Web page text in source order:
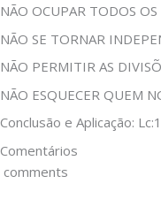
NÃO OCUPAR TODOS
NÃO SE TORNAR
NÃO PERMITIR AS
NÃO ESQUECER QUEM
Conclusão e Aplicação:
Comentários
comments